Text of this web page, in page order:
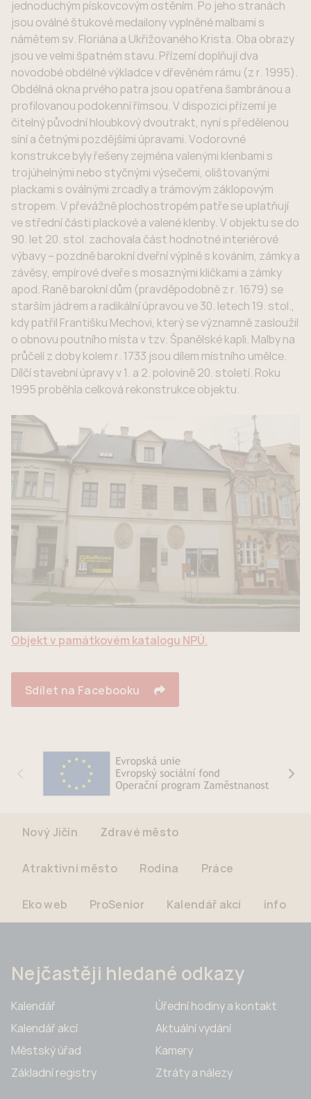
jednoduchým pískovcovým ostěním. Po jeho stranách
jsou oválné štukové medailony vyplněné malbami s
námětem sv. Floriána a Ukřižovaného Krista. Oba obrazy
jsou ve velmi špatném stavu. Přízemí doplňují dva
novodobé obdélné výkladce v dřevěném rámu (z r. 1995).
Obdélná okna prvého patra jsou opatřena šambránou a
profilovanou podokenní římsou. V dispozici přízemí je
čitelný původní hloubkový dvoutrakt, nyní s předělenou
síní a četnými pozdějšími úpravami. Vodorovné
konstrukce byly řešeny zejména valenými klenbami s
trojúhelnými nebo styčnými výsečemi, olištovanými
plackami s oválnými zrcadly a trámovým záklopovým
stropem. V převážně plochostropém patře se uplatňují
ve střední části plackové a valené klenby. V objektu se do
90. let 20. stol. zachovala část hodnotné interiérové
výbavy – pozdně barokní dveřní výplně s kováním, zámky a
závěsy, empírové dveře s mosaznými kličkami a zámky
apod. Raně barokní dům (pravděpodobně z r. 1679) se
starším jádrem a radikální úpravou ve 30. letech 19. stol.,
kdy patřil Františku Mechovi, který se významně zasloužil
o obnovu poutního místa v tzv. Španělské kapli. Malby na
průčelí z doby kolem r. 1733 jsou dílem místního umělce.
Dílčí stavební úpravy v 1. a 2. polovině 20. století. Roku
1995 proběhla celková rekonstrukce objektu.
Objekt v památkovém katalogu NPÚ.
Sdílet na Facebooku
Nový Jičín Zdravé město
Atraktivní město Rodina Práce
Eko web ProSenior Kalendář akcí info
Nejčastěji hledané odkazy
Kalendář
Kalendář akcí
Městský úřad
Základní registry
Úřední hodiny a kontakt
Aktuální vydání
Kamery
Ztráty a nálezy